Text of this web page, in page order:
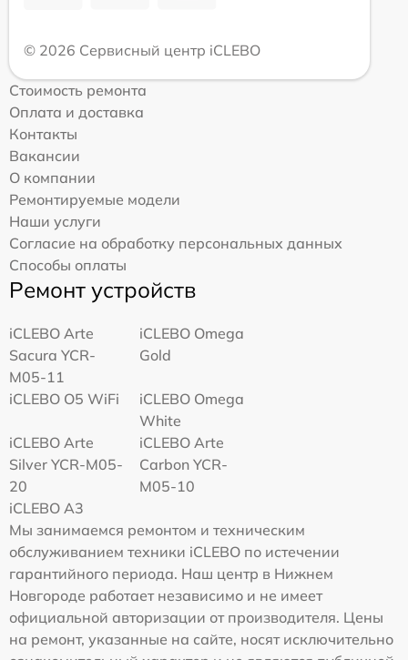
© 2026 Сервисный центр iCLEBO
Стоимость ремонта
Оплата и доставка
Контакты
Вакансии
О компании
Ремонтируемые модели
Наши услуги
Согласие на обработку персональных данных
Способы оплаты
Ремонт устройств
iCLEBO Arte
Sacura YCR-
M05-11
iCLEBO Omega
Gold
iCLEBO O5 WiFi
iCLEBO Omega
White
iCLEBO Arte
Silver YCR-M05-
20
iCLEBO Arte
Carbon YCR-
M05-10
iCLEBO A3
Мы занимаемся ремонтом и техническим
обслуживанием техники iCLEBO по истечении
гарантийного периода. Наш центр в Нижнем
Новгороде работает независимо и не имеет
официальной авторизации от производителя. Цены
на ремонт, указанные на сайте, носят исключительно